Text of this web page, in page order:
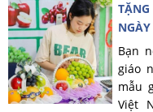
Bạn
giáo
mẫu
Việt